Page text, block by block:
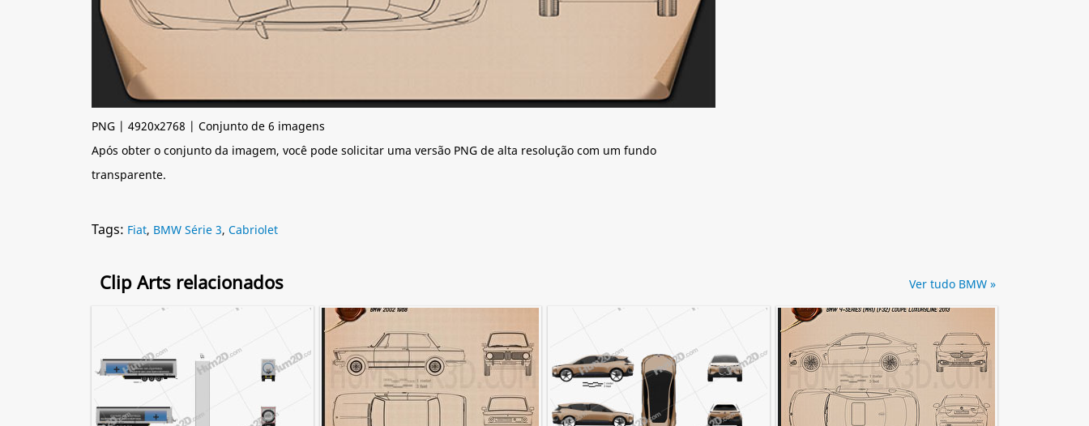
PNG | 4920x2768 | Conjunto de 6 imagens
Após obter o conjunto da imagem, você pode solicitar uma versão PNG de alta resolução com um fundo
transparente.
Tags: Fiat, BMW Série 3, Cabriolet
Clip Arts relacionados Ver tudo BMW »